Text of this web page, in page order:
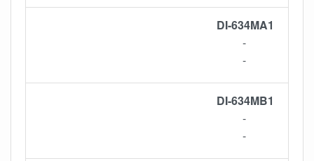
DI-634MA1
-
-
DI-634MB1
-
-